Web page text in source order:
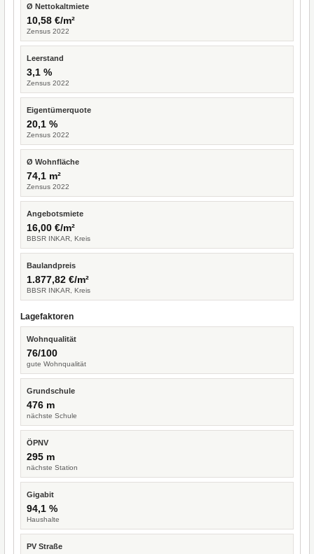
Ø Nettokaltmiete
10,58 €/m²
Zensus 2022
Leerstand
3,1 %
Zensus 2022
Eigentümerquote
20,1 %
Zensus 2022
Ø Wohnfläche
74,1 m²
Zensus 2022
Angebotsmiete
16,00 €/m²
BBSR INKAR, Kreis
Baulandpreis
1.877,82 €/m²
BBSR INKAR, Kreis
Lagefaktoren
Wohnqualität
76/100
gute Wohnqualität
Grundschule
476 m
nächste Schule
ÖPNV
295 m
nächste Station
Gigabit
94,1 %
Haushalte
PV Straße